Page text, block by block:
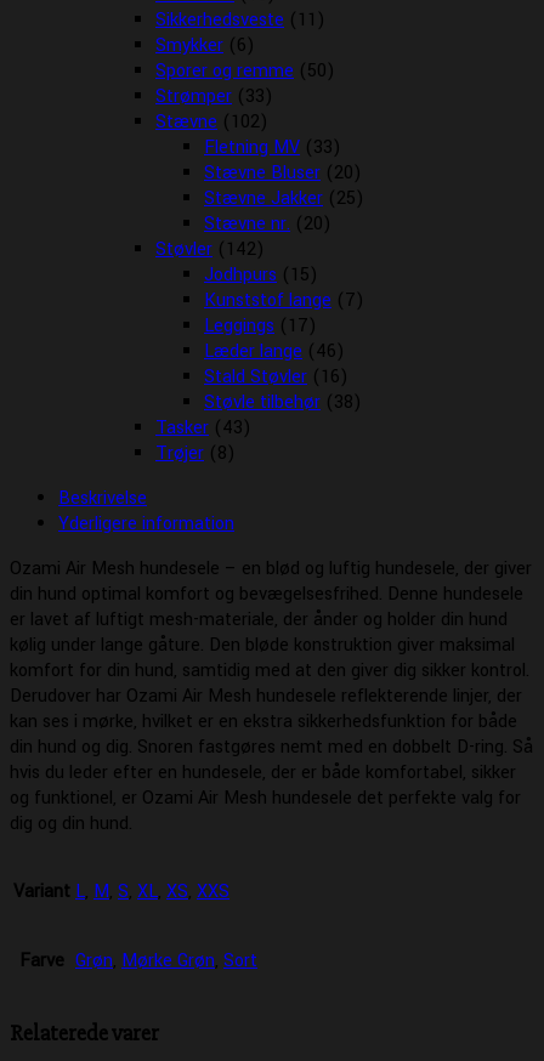
Sikkerhedsveste (11)
Smykker (6)
Sporer og remme (50)
Strømper (33)
Stævne (102)
Fletning MV (33)
Stævne Bluser (20)
Stævne Jakker (25)
Stævne nr. (20)
Støvler (142)
Jodhpurs (15)
Kunststof lange (7)
Leggings (17)
Læder lange (46)
Stald Støvler (16)
Støvle tilbehør (38)
Tasker (43)
Trøjer (8)
Beskrivelse
Yderligere information
Ozami Air Mesh hundesele – en blød og luftig hundesele, der giver
din hund optimal komfort og bevægelsesfrihed. Denne hundesele
er lavet af luftigt mesh-materiale, der ånder og holder din hund
kølig under lange gåture. Den bløde konstruktion giver maksimal
komfort for din hund, samtidig med at den giver dig sikker kontrol.
Derudover har Ozami Air Mesh hundesele reflekterende linjer, der
kan ses i mørke, hvilket er en ekstra sikkerhedsfunktion for både
din hund og dig. Snoren fastgøres nemt med en dobbelt D-ring. Så
hvis du leder efter en hundesele, der er både komfortabel, sikker
og funktionel, er Ozami Air Mesh hundesele det perfekte valg for
dig og din hund.
Variant L, M, S, XL, XS, XXS
Farve Grøn, Mørke Grøn, Sort
Relaterede varer